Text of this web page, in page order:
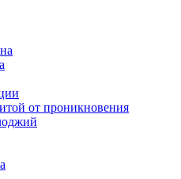
от проникновения